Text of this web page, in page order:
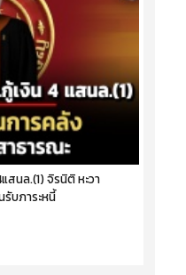
นล.(1) จิรนิติ หะวา
รับภาระหนี้